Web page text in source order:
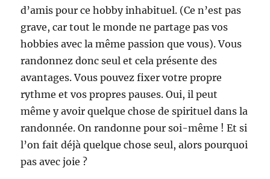
d’amis pour ce hobby inhabituel. (Ce n’est pas
grave, car tout le monde ne partage pas vos
hobbies avec la même passion que vous). Vous
randonnez donc seul et cela présente des
avantages. Vous pouvez fixer votre propre
rythme et vos propres pauses. Oui, il peut
même y avoir quelque chose de spirituel dans la
randonnée. On randonne pour soi-même ! Et si
l’on fait déjà quelque chose seul, alors pourquoi
pas avec joie ?